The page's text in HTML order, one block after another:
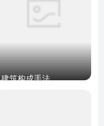
建筑构成手法